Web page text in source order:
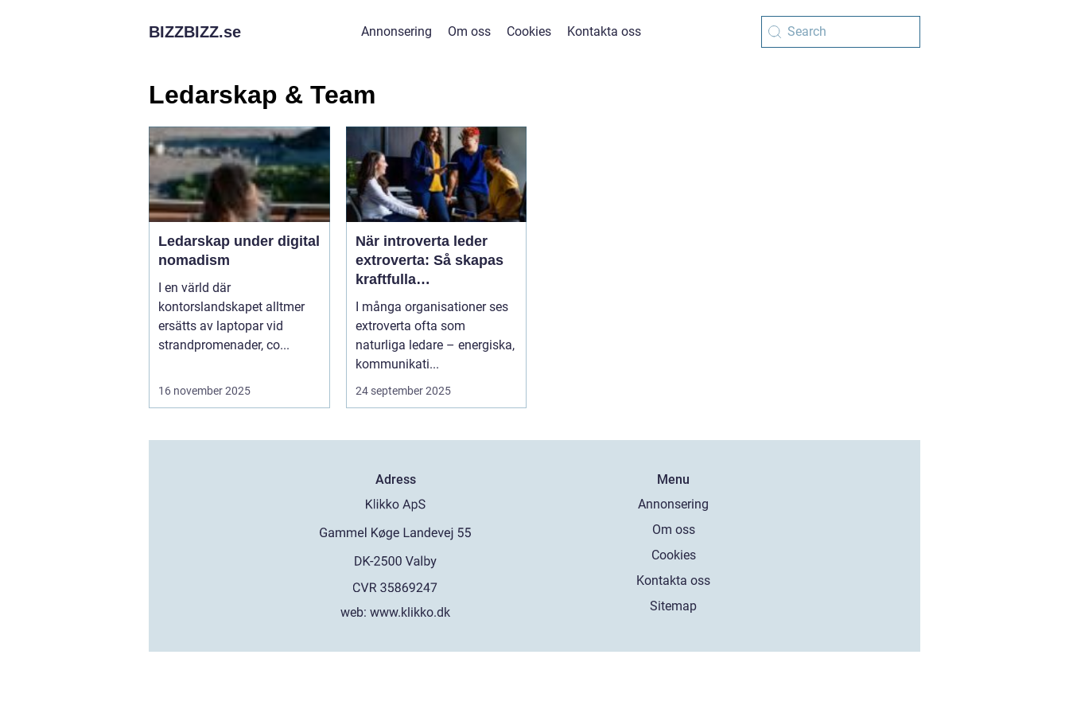
BIZZBIZZ.se Annonsering Om oss Cookies Kontakta oss
Ledarskap & Team
Ledarskap under digital
nomadism
I en värld där
kontorslandskapet alltmer
ersätts av laptopar vid
strandpromenader, co...
16 november 2025
När introverta leder
extroverta: Så skapas
kraftfulla
teamdynamiker
I många organisationer ses
extroverta ofta som
naturliga ledare – energiska,
kommunikati...
24 september 2025
Adress
web:www.klikko.dk
Menu
Annonsering
Om oss
Cookies
Kontakta oss
Sitemap